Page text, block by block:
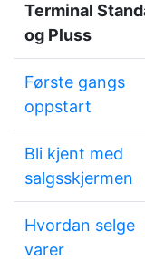
Terminal
og Pluss
Første gangs
oppstart
Bli kjent med
salgsskjermen
Hvordan selge
varer